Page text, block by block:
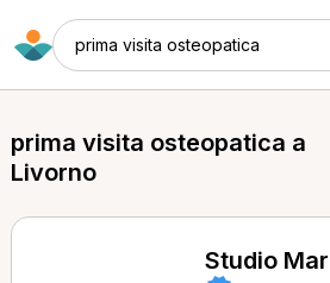
prima visita osteopatica
prima visita osteopatica a
Livorno
Studio